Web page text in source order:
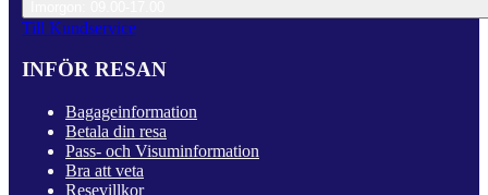
Till Kundservice
INFÖR RESAN
Bagageinformation
Betala din resa
Pass- och Visuminformation
Bra att veta
Resevillkor